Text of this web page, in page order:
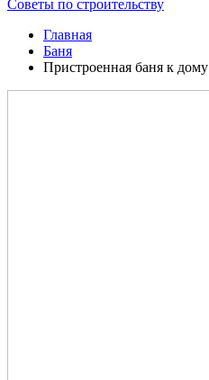
Советы по строительству
Главная
Баня
Пристроенная баня к дому